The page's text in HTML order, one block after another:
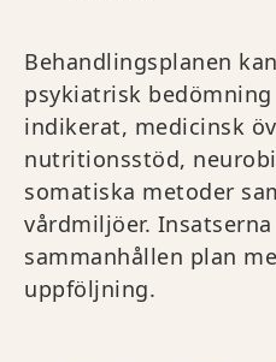
Behandlingsplanen
psykiatrisk
indikerat, medicinsk
nutritionsstöd,
somatiska metoder
vårdmiljöer.
sammanhållen plan
uppföljning.